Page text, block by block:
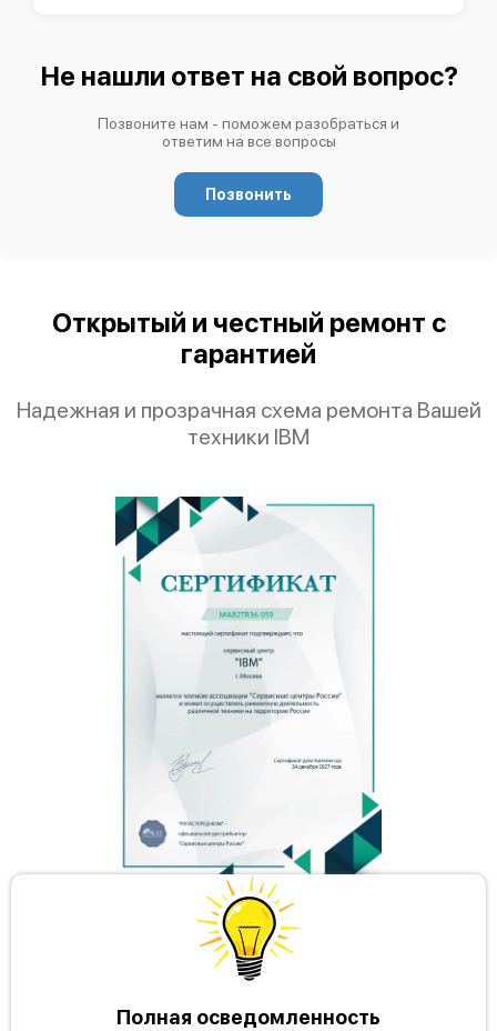
Не нашли ответ на свой вопрос?
Позвоните нам - поможем разобраться и
ответим на все вопросы
Позвонить
Открытый и честный ремонт с
гарантией
Надежная и прозрачная схема ремонта Вашей
техники IBM
Полная осведомленность